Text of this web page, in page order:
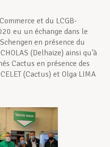
et du LCGB-
eu un échange dans le
en présence du
(Delhaize) ainsi qu’à
Cactus en présence des
(Cactus) et Olga LIMA